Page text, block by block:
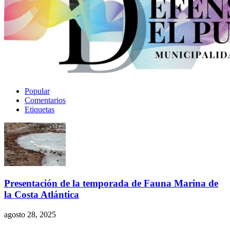
Popular
Comentarios
Etiquetas
Presentación de la temporada de Fauna Marina de
la Costa Atlántica
agosto 28, 2025